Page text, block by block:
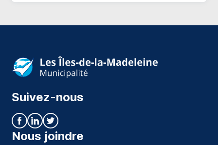
Suivez-nous
Nous joindre